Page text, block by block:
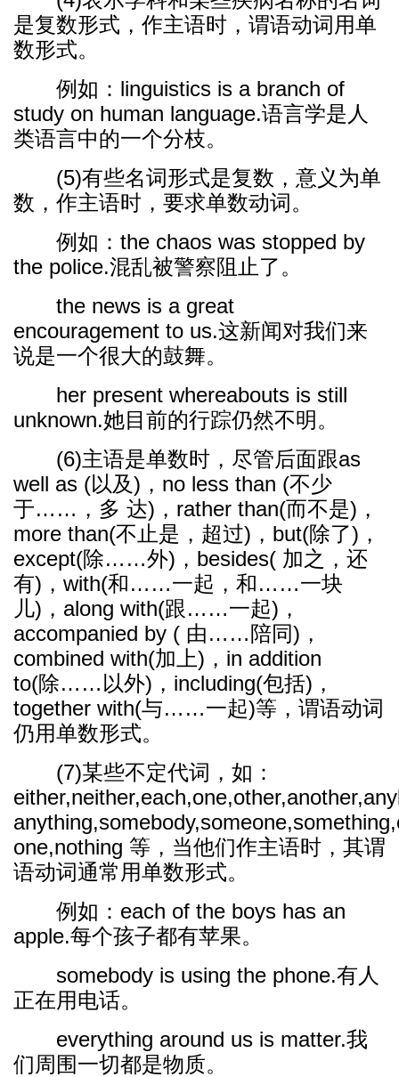
是复数形式，作主语时，谓语动词用单
数形式。
例如：linguistics is a branch of
study on human language.语言学是人
类语言中的一个分枝。
(5)有些名词形式是复数，意义为单
数，作主语时，要求单数动词。
例如：the chaos was stopped by
the police.混乱被警察阻止了。
the news is a great
encouragement to us.这新闻对我们来
说是一个很大的鼓舞。
her present whereabouts is still
unknown.她目前的行踪仍然不明。
(6)主语是单数时，尽管后面跟as
well as (以及)，no less than (不少
于……，多 达)，rather than(而不是)，
more than(不止是，超过)，but(除了)，
except(除……外)，besides( 加之，还
有)，with(和……一起，和……一块
儿)，along with(跟……一起)，
accompanied by ( 由……陪同)，
combined with(加上)，in addition
to(除……以外)，including(包括)，
together with(与……一起)等，谓语动词
仍用单数形式。
(7)某些不定代词，如：
one,nothing 等，当他们作主语时，其谓
语动词通常用单数形式。
例如：each of the boys has an
apple.每个孩子都有苹果。
somebody is using the phone.有人
正在用电话。
everything around us is matter.我
们周围一切都是物质。